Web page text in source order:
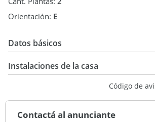
Orientación: E
Datos básicos
USD 41.900
Instalaciones de la casa
Código de
Contactá al anunciante